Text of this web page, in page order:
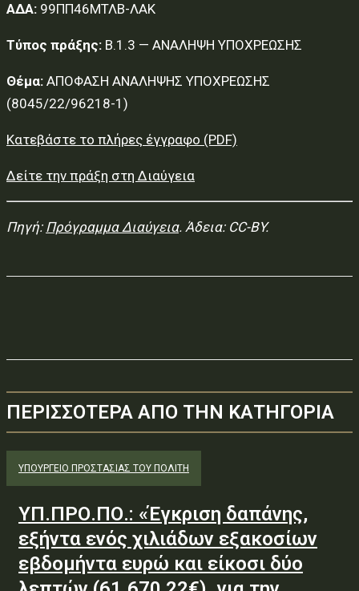
ΑΔΑ: 99ΠΠ46ΜΤΛΒ-ΛΑΚ
Τύπος πράξης: Β.1.3 — ΑΝΑΛΗΨΗ ΥΠΟΧΡΕΩΣΗΣ
Θέμα: ΑΠΟΦΑΣΗ ΑΝΑΛΗΨΗΣ ΥΠΟΧΡΕΩΣΗΣ
(8045/22/96218-1)
Κατεβάστε το πλήρες έγγραφο (PDF)
Δείτε την πράξη στη Διαύγεια
Πηγή: Πρόγραμμα Διαύγεια. Άδεια: CC-BY.
ΠΕΡΙΣΣΟΤΕΡΑ ΑΠΟ ΤΗΝ ΚΑΤΗΓΟΡΙΑ
ΥΠΟΥΡΓΕΊΟ ΠΡΟΣΤΑΣΊΑΣ ΤΟΥ ΠΟΛΊΤΗ
ΥΠ.ΠΡΟ.ΠΟ.: «Έγκριση δαπάνης,
εξήντα ενός χιλιάδων εξακοσίων
εβδομήντα ευρώ και είκοσι δύο